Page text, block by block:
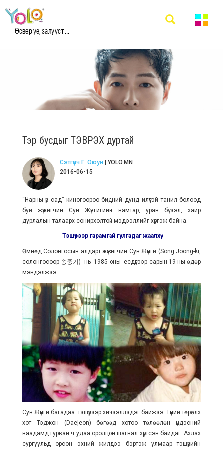
Өсвөр үе, залууст ...
Тэр бусдыг ТЭВРЭХ дуртай
Сэтгүүлч Г. Оюун | YOLO.MN
2016-06-15
“Нарны үр сад” киногоороо бидний дунд илүүтэй танил болоод
буй жүжигчин Cун Жүнгигийн намтар, уран бүтээл, хайр
дурлалын талаарх сонирхолтой мэдээллийг хүргэж байна.
Тэшүүрээр гарамгай гулгадаг жаалхүү
Өмнөд Солонгосын алдарт жүжигчин Сун Жүнги (Song Joong-ki,
солонгосоор 송중기) нь 1985 оны есдүгээр сарын 19-ны өдөр
мэндэлжээ.
Сун Жүнги багадаа тэшүүрээр хичээллэдэг байжээ. Түүний төрөлх
хот Тэджон (Daejeon) бөгөөд хотоо төлөөлөн үндэсний
наадамд гурван ч удаа оролцон шагнал хүртсэн байдаг. Ахлах
сургуульд орсон эхний жилдээ бэртэж улмаар тэшүүрийн